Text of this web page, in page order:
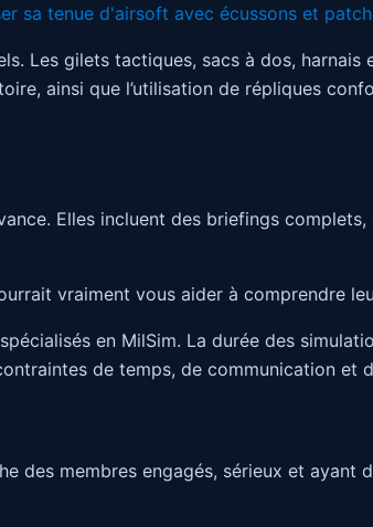
sa tenue d'airsoft avec écussons et
Les gilets tactiques, sacs à dos,
ainsi que l’utilisation de répliques
Elles incluent des briefings
vraiment vous aider à comprendre
en MilSim. La durée des
de temps, de communication et
des membres engagés, sérieux et